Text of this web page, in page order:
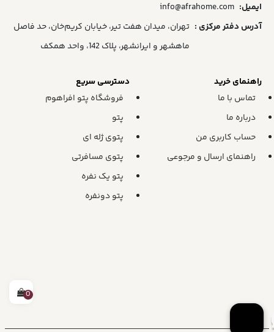
0
ایمیل: info@afrahome.com
آدرس دفتر مرکزی : تهران، میدان هفت تیر، خیابان کریم‌خان، حد فاصل
ماهشهر و ایرانشهر، پلاک 142، واحد همکف
راهنمای خرید
تماس با ما
درباره ما
حساب کاربری من
راهنمای ارسال و مرجوعی
دسترسی سریع
فروشگاه پتو افراهوم
پتو
پتوی ژله ای
پتوی مسافرتی
پتو یک نفره
پتو دونفره